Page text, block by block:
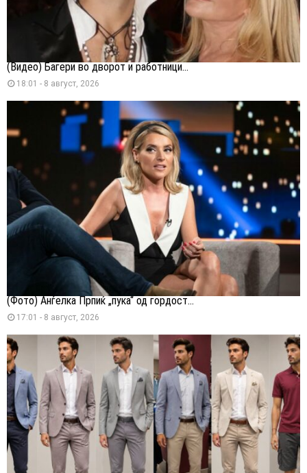
(Видео) Багери во дворот и работници...
18:01 - 8 август, 2026
(Фото) Анѓелка Прпиќ „пука“ од гордост...
17:01 - 8 август, 2026